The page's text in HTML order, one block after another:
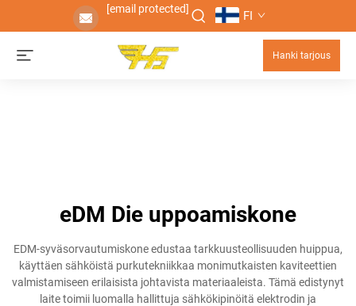
[email protected] FI
Hanki tarjous
eDM Die uppoamiskone
EDM-syväsorvautumiskone edustaa tarkkuusteollisuuden huippua,
käyttäen sähköistä purkutekniikkaa monimutkaisten kaviteettien
valmistamiseen erilaisista johtavista materiaaleista. Tämä edistynyt
laite toimii luomalla hallittuja sähkökipinöitä elektrodin ja